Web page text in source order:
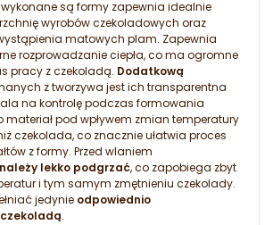
wykonane są formy zapewnia idealnie
wyrobów czekoladowych oraz
matowych plam. Zapewnia
rozprowadzanie ciepła, co ma ogromne
pracy z czekoladą. Dodatkową
z tworzywa jest ich transparentna
na kontrolę podczas formowania
materiał pod wpływem zmian temperatury
czekolada, co znacznie ułatwia proces
z formy. Przed wlaniem
lekko podgrzać, co zapobiega zbyt
i tym samym zmętnieniu czekolady.
jedynie odpowiednio
.